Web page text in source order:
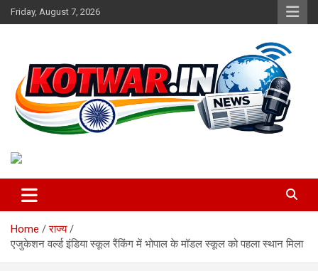
Skip
to
Friday, August 7, 2026
kotwar.in
Home
राज्य
एजुकेशन वर्ल्ड इंडिया स्कूल रैंकिंग में भोपाल के मॉडल स्कूल को पहला स्थान मिला